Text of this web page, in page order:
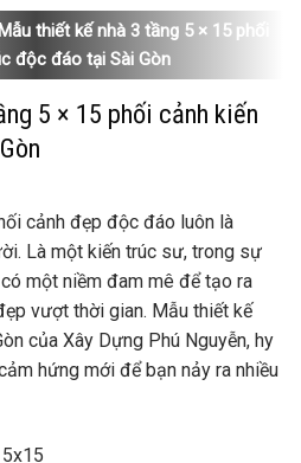
Mẫu thiết kế nhà 3 tầng 5 × 15 phối
độc đáo tại Sài Gòn
5 × 15 phối cảnh kiến
cảnh đẹp độc đáo luôn là
Là một kiến ​​trúc sư, trong sự
một niềm đam mê để tạo ra
vượt thời gian. Mẫu thiết kế
của Xây Dựng Phú Nguyễn, hy
hứng mới để bạn nảy ra nhiều